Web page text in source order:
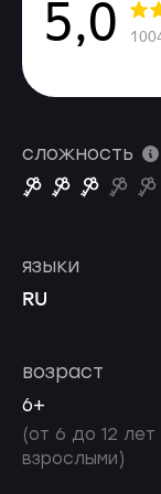
сложность
языки
RU
возраст
6+
(от 6 до 12 лет
взрослыми)